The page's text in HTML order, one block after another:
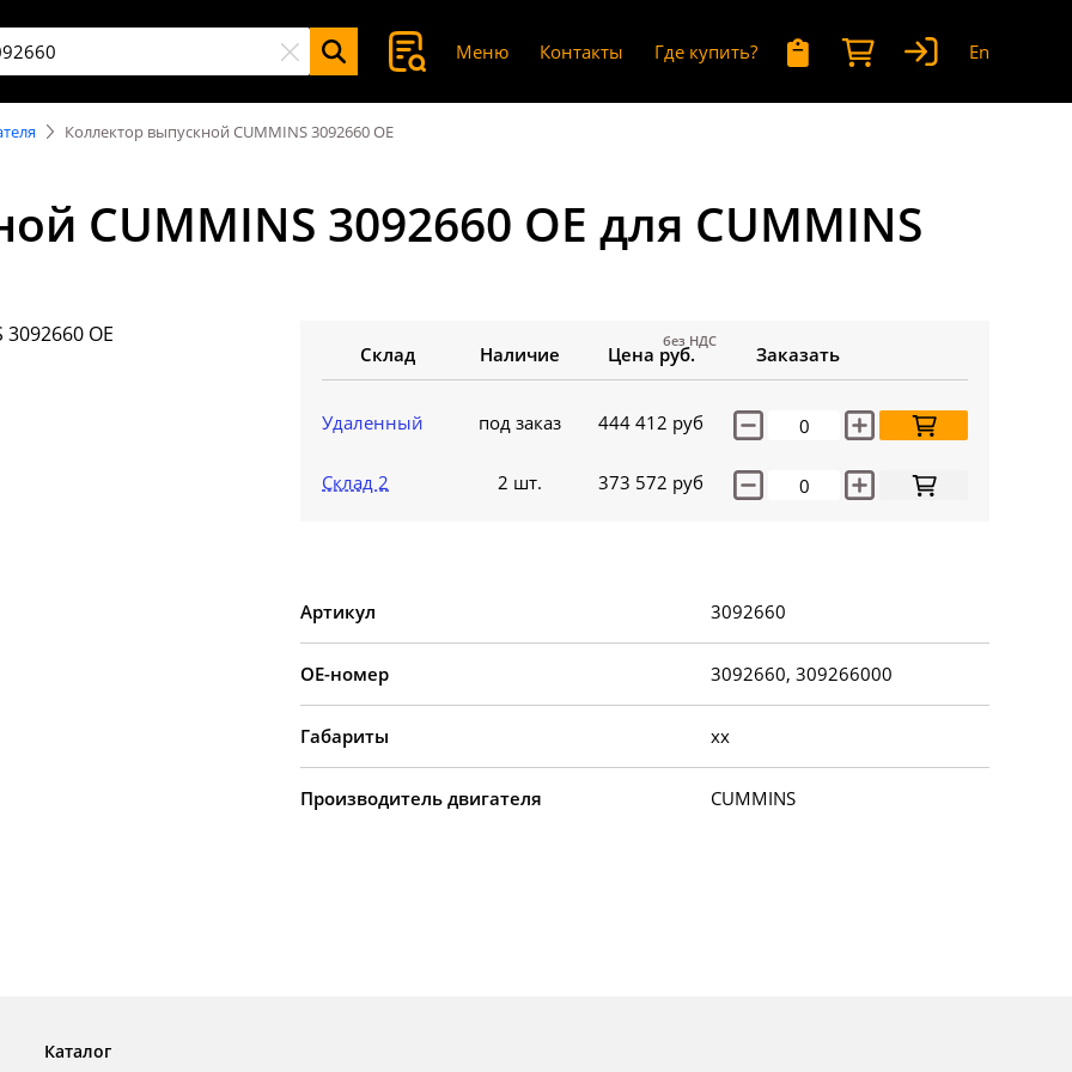
Меню Контакты Где купить? En
Коллектор выпускной CUMMINS 3092660 OE
CUMMINS 3092660 OE для CUMMINS
Склад Наличие Цена руб.
без НДС
Заказать
Удаленный под заказ 444 412 руб
Склад 2 2 шт. 373 572 руб
Артикул 3092660
OE-номер 3092660, 309266000
Габариты xx
Производитель двигателя CUMMINS
Каталог